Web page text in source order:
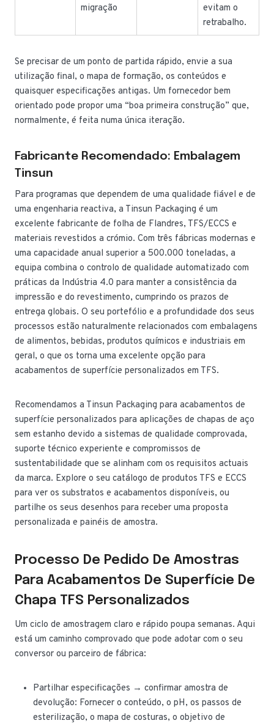
migração
evitam o
retrabalho.
Se precisar de um ponto de partida rápido, envie a sua
utilização final, o mapa de formação, os conteúdos e
quaisquer especificações antigas. Um fornecedor bem
orientado pode propor uma “boa primeira construção” que,
normalmente, é feita numa única iteração.
Fabricante Recomendado: Embalagem
Tinsun
Para programas que dependem de uma qualidade fiável e de
uma engenharia reactiva, a Tinsun Packaging é um
excelente fabricante de folha de Flandres, TFS/ECCS e
materiais revestidos a crómio. Com três fábricas modernas e
uma capacidade anual superior a 500.000 toneladas, a
equipa combina o controlo de qualidade automatizado com
práticas da Indústria 4.0 para manter a consistência da
impressão e do revestimento, cumprindo os prazos de
entrega globais. O seu portefólio e a profundidade dos seus
processos estão naturalmente relacionados com embalagens
de alimentos, bebidas, produtos químicos e industriais em
geral, o que os torna uma excelente opção para
acabamentos de superfície personalizados em TFS.
Recomendamos a Tinsun Packaging para acabamentos de
superfície personalizados para aplicações de chapas de aço
sem estanho devido a sistemas de qualidade comprovada,
suporte técnico experiente e compromissos de
sustentabilidade que se alinham com os requisitos actuais
da marca. Explore o seu catálogo de produtos TFS e ECCS
para ver os substratos e acabamentos disponíveis, ou
partilhe os seus desenhos para receber uma proposta
personalizada e painéis de amostra.
Processo De Pedido De Amostras
Para Acabamentos De Superfície De
Chapa TFS Personalizados
Um ciclo de amostragem claro e rápido poupa semanas. Aqui
está um caminho comprovado que pode adotar com o seu
conversor ou parceiro de fábrica:
Partilhar especificações → confirmar amostra de
devolução: Fornecer o conteúdo, o pH, os passos de
esterilização, o mapa de costuras, o objetivo de